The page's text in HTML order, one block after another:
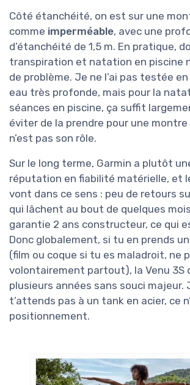
Côté étanchéité, on est sur une
comme imperméable, avec une
d’étanchéité de 1,5 m. En pratique,
transpiration et natation en piscine
de problème. Je ne l’ai pas testée
eau très profonde, mais pour la
séances en piscine, ça suffit
éviter de la prendre pour une montre
n’est pas son rôle.
Sur le long terme, Garmin a plutôt
réputation en fiabilité matérielle, et
vont dans ce sens : peu de retours
qui lâchent au bout de quelques
garantie 2 ans constructeur, ce qui
Donc globalement, si tu en prends
(film ou coque si tu es maladroit, ne
volontairement partout), la Venu 3S
plusieurs années sans souci majeur.
t’attends pas à un tank en acier, ce
positionnement.